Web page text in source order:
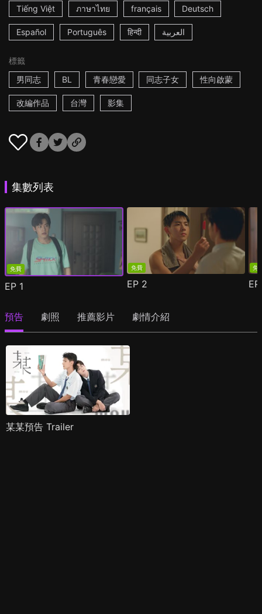
Tiếng Việt ภาษาไทย français Deutsch
Español Português हिन्दी العربية
標籤
男同志
BL 青春戀愛 同志子女 性向啟蒙
改編作品 台灣 影集
集數列表
免費
EP 1
免費
EP 2
免
預告 劇照 推薦影片 劇情介紹
某某預告 Trailer